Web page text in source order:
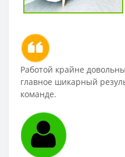
Работой крайне
главное шикарный
команде.